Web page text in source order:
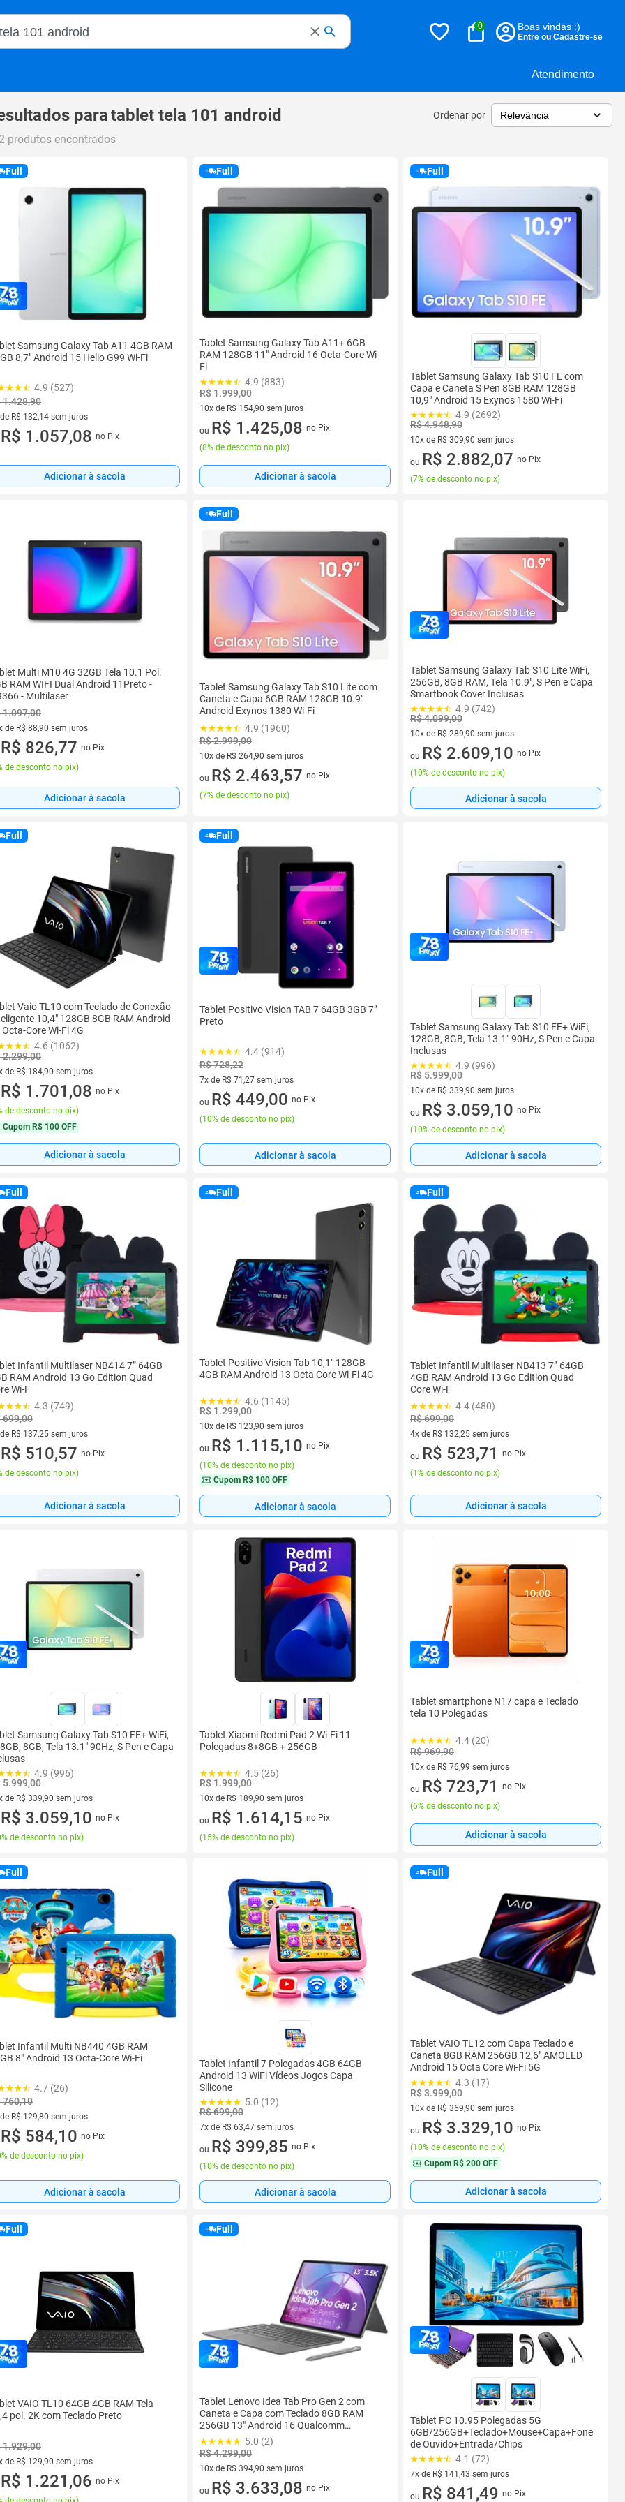
Atendimento
Magalu
0 Boas vindas :)
Entre ou Cadastre-se
paratablet tela 101 android Ordenar por
produtos encontrados
Full
Samsung Galaxy Tab A11 4GB RAM
8,7" Android 15 Helio G99 Wi-Fi
4.9 (527)
1.428,90
R$ 132,14 sem juros
de R$ 132,14 sem juros
R$ 1.057,08 no Pix
Adicionar à sacola
Full
Tablet Samsung Galaxy Tab A11+ 6GB
RAM 128GB 11" Android 16 Octa-Core Wi-
Fi
4.9 (883)
R$ 1.999,00
10x de R$ 154,90 sem juros
10 vez de R$ 154,90 sem juros
ou R$ 1.425,08 no Pix
(8% de desconto no pix)
Adicionar à sacola
Full
Tablet Samsung Galaxy Tab S10 FE com
Capa e Caneta S Pen 8GB RAM 128GB
10,9" Android 15 Exynos 1580 Wi-Fi
4.9 (2692)
R$ 4.948,90
10x de R$ 309,90 sem juros
10 vez de R$ 309,90 sem juros
ou R$ 2.882,07 no Pix
(7% de desconto no pix)
Multi M10 4G 32GB Tela 10.1 Pol.
RAM WIFI Dual Android 11Preto -
- Multilaser
1.097,00
de R$ 88,90 sem juros
vez de R$ 88,90 sem juros
R$ 826,77 no Pix
de desconto no pix)
Adicionar à sacola
Full
Tablet Samsung Galaxy Tab S10 Lite com
Caneta e Capa 6GB RAM 128GB 10.9"
Android Exynos 1380 Wi-Fi
4.9 (1960)
R$ 2.999,00
10x de R$ 264,90 sem juros
10 vez de R$ 264,90 sem juros
ou R$ 2.463,57 no Pix
(7% de desconto no pix)
Tablet Samsung Galaxy Tab S10 Lite WiFi,
256GB, 8GB RAM, Tela 10.9", S Pen e Capa
Smartbook Cover Inclusas
4.9 (742)
R$ 4.099,00
10x de R$ 289,90 sem juros
10 vez de R$ 289,90 sem juros
ou R$ 2.609,10 no Pix
(10% de desconto no pix)
Adicionar à sacola
Full
Vaio TL10 com Teclado de Conexão
10,4" 128GB 8GB RAM Android
Octa-Core Wi-Fi 4G
4.6 (1062)
2.299,00
de R$ 184,90 sem juros
vez de R$ 184,90 sem juros
R$ 1.701,08 no Pix
de desconto no pix)
Cupom R$ 100 OFF
Adicionar à sacola
Full
Tablet Positivo Vision TAB 7 64GB 3GB 7”
Preto
4.4 (914)
R$ 728,22
7x de R$ 71,27 sem juros
7 vez de R$ 71,27 sem juros
ou R$ 449,00 no Pix
(10% de desconto no pix)
Adicionar à sacola
Tablet Samsung Galaxy Tab S10 FE+ WiFi,
128GB, 8GB, Tela 13.1" 90Hz, S Pen e Capa
Inclusas
4.9 (996)
R$ 5.999,00
10x de R$ 339,90 sem juros
10 vez de R$ 339,90 sem juros
ou R$ 3.059,10 no Pix
(10% de desconto no pix)
Adicionar à sacola
Full
Infantil Multilaser NB414 7” 64GB
RAM Android 13 Go Edition Quad
Wi-F
4.3 (749)
699,00
R$ 137,25 sem juros
de R$ 137,25 sem juros
R$ 510,57 no Pix
de desconto no pix)
Adicionar à sacola
Full
Tablet Positivo Vision Tab 10,1" 128GB
4GB RAM Android 13 Octa Core Wi-Fi 4G
4.6 (1145)
R$ 1.299,00
10x de R$ 123,90 sem juros
10 vez de R$ 123,90 sem juros
ou R$ 1.115,10 no Pix
(10% de desconto no pix)
Cupom R$ 100 OFF
Adicionar à sacola
Full
Tablet Infantil Multilaser NB413 7” 64GB
4GB RAM Android 13 Go Edition Quad
Core Wi-F
4.4 (480)
R$ 699,00
4x de R$ 132,25 sem juros
4 vez de R$ 132,25 sem juros
ou R$ 523,71
no Pix
(1% de desconto no pix)
Adicionar à sacola
Samsung Galaxy Tab S10 FE+ WiFi,
8GB, Tela 13.1" 90Hz, S Pen e Capa
4.9 (996)
5.999,00
de R$ 339,90 sem juros
vez de R$ 339,90 sem juros
R$ 3.059,10 no Pix
de desconto no pix)
Tablet Xiaomi Redmi Pad 2 Wi-Fi 11
Polegadas 8+8GB + 256GB -
4.5 (26)
R$ 1.999,00
10x de R$ 189,90 sem juros
10 vez de R$ 189,90 sem juros
ou R$ 1.614,15 no Pix
(15% de desconto no pix)
Tablet smartphone N17 capa e Teclado
tela 10 Polegadas
4.4 (20)
R$ 969,90
10x de R$ 76,99 sem juros
10 vez de R$ 76,99 sem juros
ou R$ 723,71
no Pix
(6% de desconto no pix)
Adicionar à sacola
Full
Infantil Multi NB440 4GB RAM
8" Android 13 Octa-Core Wi-Fi
4.7 (26)
760,10
R$ 129,80 sem juros
de R$ 129,80 sem juros
R$ 584,10 no Pix
de desconto no pix)
Adicionar à sacola
Tablet Infantil 7 Polegadas 4GB 64GB
Android 13 WiFi Vídeos Jogos Capa
Silicone
5.0 (12)
R$ 699,00
7x de R$ 63,47 sem juros
7 vez de R$ 63,47 sem juros
ou R$ 399,85 no Pix
(10% de desconto no pix)
Adicionar à sacola
Full
Tablet VAIO TL12 com Capa Teclado e
Caneta 8GB RAM 256GB 12,6" AMOLED
Android 15 Octa Core Wi-Fi 5G
4.3 (17)
R$ 3.999,00
10x de R$ 369,90 sem juros
10 vez de R$ 369,90 sem juros
ou R$ 3.329,10 no Pix
(10% de desconto no pix)
Cupom R$ 200 OFF
Adicionar à sacola
Full
VAIO TL10 64GB 4GB RAM Tela
pol. 2K com Teclado Preto
1.929,00
de R$ 129,90 sem juros
vez de R$ 129,90 sem juros
R$ 1.221,06 no Pix
Full
Tablet Lenovo Idea Tab Pro Gen 2 com
Caneta e Capa com Teclado 8GB RAM
256GB 13" Android 16 Qualcomm
Snapdragon 8s Wi-Fi
5.0 (2)
R$ 4.299,00
10x de R$ 394,90 sem juros
10 vez de R$ 394,90 sem juros
ou R$ 3.633,08 no Pix
Tablet PC 10.95 Polegadas 5G
6GB/256GB+Teclado+Mouse+Capa+Fone
de Ouvido+Entrada/Chips
4.1 (72)
7x de R$ 141,43 sem juros
7 vez de R$ 141,43 sem juros
ou R$ 841,49 no Pix